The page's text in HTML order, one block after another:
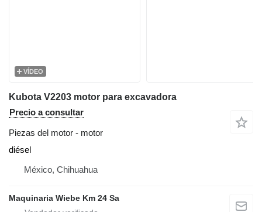
VÍDEO
Kubota V2203 motor para excavadora
Precio a consultar
Piezas del motor - motor
diésel
México, Chihuahua
Maquinaria Wiebe Km 24 Sa